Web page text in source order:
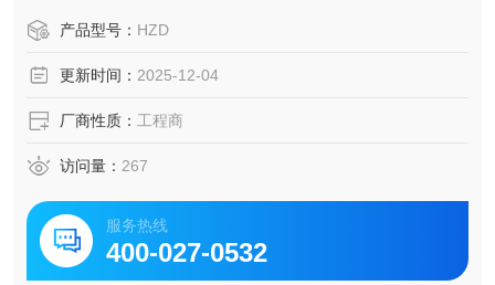
产品型号： HZD
更新时间： 2025-12-04
厂商性质： 工程商
访问量： 267
服务热线
400-027-0532